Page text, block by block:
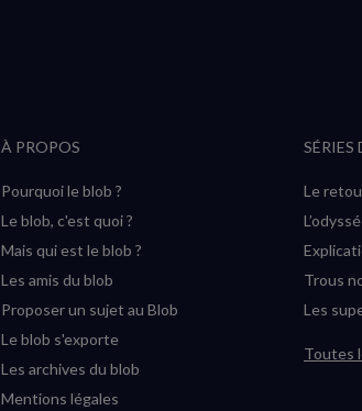
À PROPOS
Pourquoi le blob ?
Le blob, c'est quoi ?
Mais qui est le blob ?
Les amis du blob
Proposer un sujet au Blob
Le blob s'exporte
Les archives du blob
Mentions légales
SÉRIES
Le
Trous
Les
Toutes